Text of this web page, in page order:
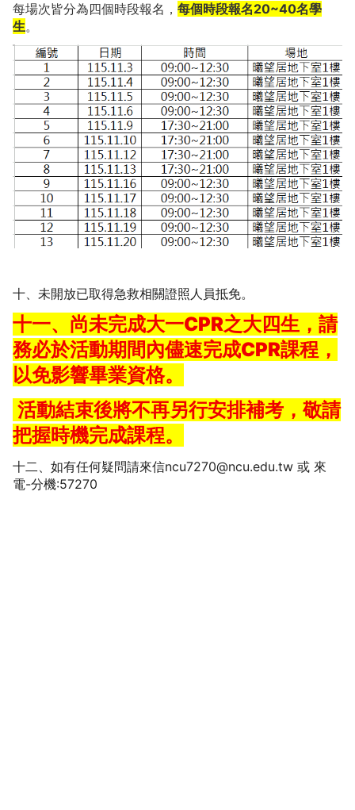
每場次皆分為四個時段報名， 每個時段報名20~40名學
生。
十、未開放已取得急救相關證照人員抵免。
十一、 尚未完成大一CPR之大四生，請
務必於活動期間內儘速完成CPR課程，
以免影響畢業資格。
活動結束後將不再另行安排補考，敬請
把握時機完成課程。
十二、如有任何疑問請來信ncu7270@ncu.edu.tw 或 來
電-分機:57270